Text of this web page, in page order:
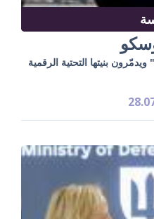
بنيتها التحتية الرقمية